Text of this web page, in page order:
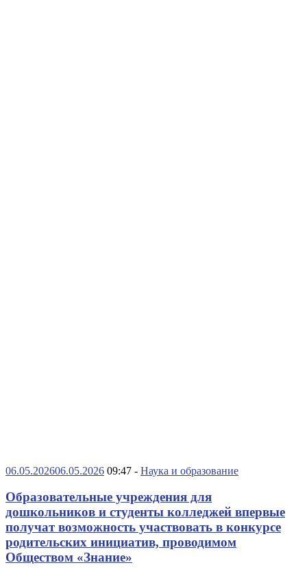
06.05.202606.05.2026 09:47 - Наука и образование
Образовательные учреждения для
дошкольников и студенты колледжей впервые
получат возможность участвовать в конкурсе
родительских инициатив, проводимом
Обществом «Знание»